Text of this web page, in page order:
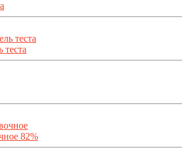
теста
82%